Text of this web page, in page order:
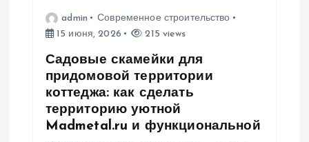
admin
Современное строительство
15 июня, 2026
215 views
Садовые скамейки для
придомовой территории
коттеджа: как сделать
территорию уютной
Madmetal.ru и функциональной